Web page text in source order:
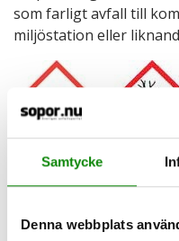
Samtycke
Denna webbplats
som farligt avfall till
miljöstation eller
Om burken eller
även om den är helt